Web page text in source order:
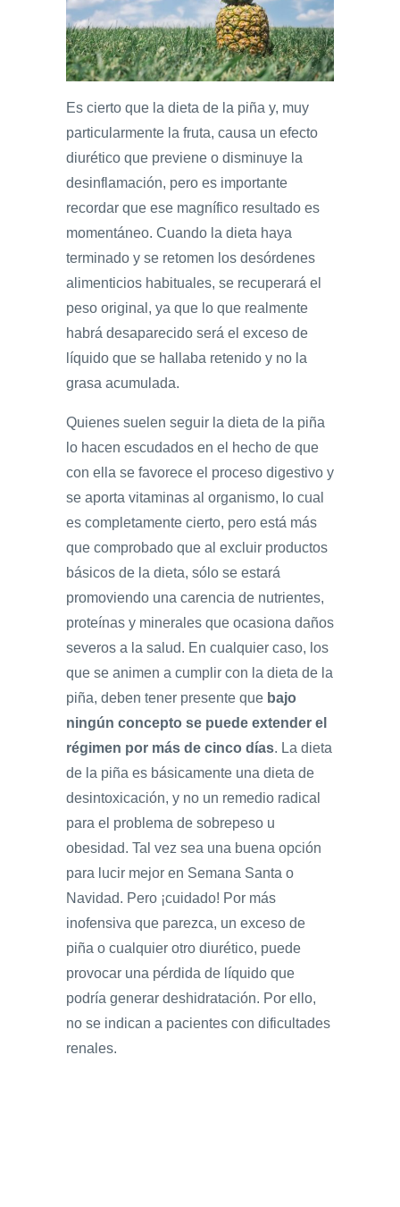
Es cierto que la dieta de la piña y, muy
particularmente la fruta, causa un efecto
diurético que previene o disminuye la
desinflamación, pero es importante
recordar que ese magnífico resultado es
momentáneo. Cuando la dieta haya
terminado y se retomen los desórdenes
alimenticios habituales, se recuperará el
peso original, ya que lo que realmente
habrá desaparecido será el exceso de
líquido que se hallaba retenido y no la
grasa acumulada.
Quienes suelen seguir la dieta de la piña
lo hacen escudados en el hecho de que
con ella se favorece el proceso digestivo y
se aporta vitaminas al organismo, lo cual
es completamente cierto, pero está más
que comprobado que al excluir productos
básicos de la dieta, sólo se estará
promoviendo una carencia de nutrientes,
proteínas y minerales que ocasiona daños
severos a la salud. En cualquier caso, los
que se animen a cumplir con la dieta de la
piña, deben tener presente que bajo
ningún concepto se puede extender el
régimen por más de cinco días. La dieta
de la piña es básicamente una dieta de
desintoxicación, y no un remedio radical
para el problema de sobrepeso u
obesidad. Tal vez sea una buena opción
para lucir mejor en Semana Santa o
Navidad. Pero ¡cuidado! Por más
inofensiva que parezca, un exceso de
piña o cualquier otro diurético, puede
provocar una pérdida de líquido que
podría generar deshidratación. Por ello,
no se indican a pacientes con dificultades
renales.